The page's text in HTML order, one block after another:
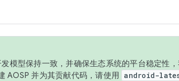
模型保持一致，并确保生态系统的平台稳定性
AOSP 并为其贡献代码，请使用 android-